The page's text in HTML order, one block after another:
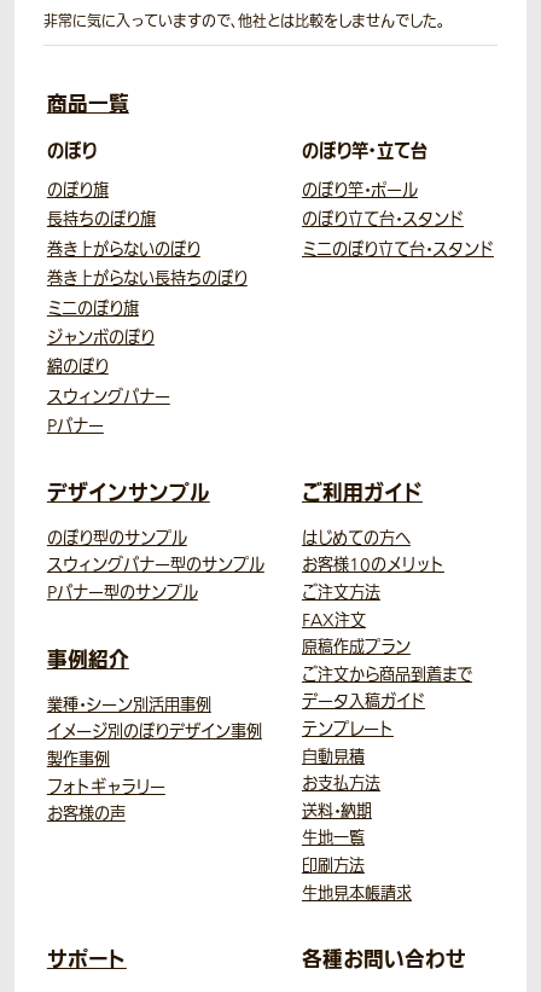
非常に気に入っていますので、他社とは比較をしませんでした。
商品一覧
のぼり
のぼり旗
長持ちのぼり旗
巻き上がらないのぼり
巻き上がらない長持ちのぼり
ミニのぼり旗
ジャンボのぼり
綿のぼり
スウィングバナー
Pバナー
のぼり竿・立て台
のぼり竿・ポール
のぼり立て台・スタンド
ミニのぼり立て台・スタンド
デザインサンプル
のぼり型のサンプル
スウィングバナー型のサンプル
Pバナー型のサンプル
事例紹介
業種・シーン別活用事例
イメージ別のぼりデザイン事例
製作事例
フォトギャラリー
お客様の声
ご利用ガイド
はじめての方へ
お客様10のメリット
ご注文方法
FAX注文
原稿作成プラン
ご注文から商品到着まで
データ入稿ガイド
テンプレート
自動見積
お支払方法
送料・納期
生地一覧
印刷方法
生地見本帳請求
サポート 各種お問い合わせ